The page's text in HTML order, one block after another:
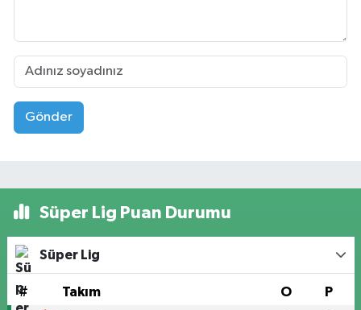
Gönder
Süper Lig Puan Durumu
Süper Lig
# Takım O P